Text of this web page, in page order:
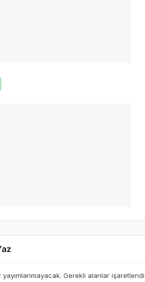
yayımlanmayacak. Gerekli alanlar işaretlendi